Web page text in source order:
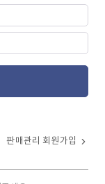
판매관리 회원가입